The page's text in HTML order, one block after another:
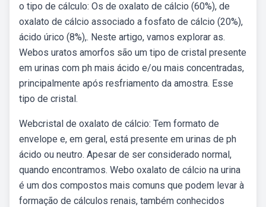
o tipo de cálculo: Os de oxalato de cálcio (60%), de
oxalato de cálcio associado a fosfato de cálcio (20%),
ácido úrico (8%),. Neste artigo, vamos explorar as.
Webos uratos amorfos são um tipo de cristal presente
em urinas com ph mais ácido e/ou mais concentradas,
principalmente após resfriamento da amostra. Esse
tipo de cristal.
Webcristal de oxalato de cálcio: Tem formato de
envelope e, em geral, está presente em urinas de ph
ácido ou neutro. Apesar de ser considerado normal,
quando encontramos. Webo oxalato de cálcio na urina
é um dos compostos mais comuns que podem levar à
formação de cálculos renais, também conhecidos